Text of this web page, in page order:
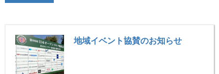
地域イベント協賛のお知らせ